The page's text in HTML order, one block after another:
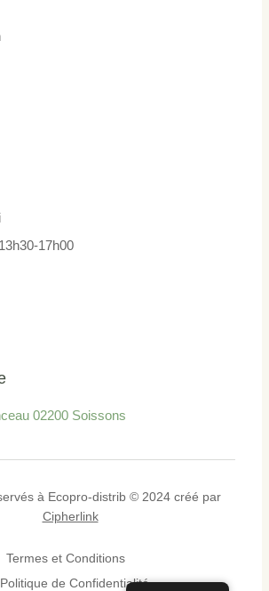
17h00
02200 Soissons
à Ecopro-distrib © 2024 créé par
Cipherlink
Termes et Conditions
Politique de Confidentialité